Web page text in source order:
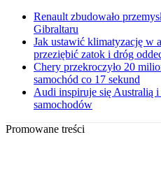
Renault zbudowało
Gibraltaru
Jak ustawić klimatyzację w
przeziębić zatok i dróg
Chery przekroczyło 20
samochód co 17 sekund
Audi inspiruje się Australią
samochodów
Promowane treści